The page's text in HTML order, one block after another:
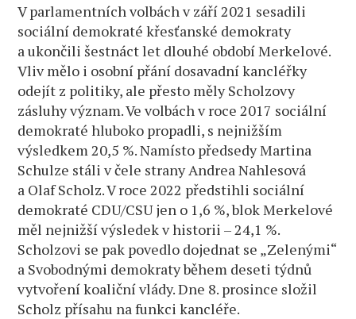
V parlamentních volbách v září 2021 sesadili
sociální demokraté křesťanské demokraty
a ukončili šestnáct let dlouhé období Merkelové.
Vliv mělo i osobní přání dosavadní kancléřky
odejít z politiky, ale přesto měly Scholzovy
zásluhy význam. Ve volbách v roce 2017 sociální
demokraté hluboko propadli, s nejnižším
výsledkem 20,5 %. Namísto předsedy Martina
Schulze stáli v čele strany Andrea Nahlesová
a Olaf Scholz. V roce 2022 předstihli sociální
demokraté CDU/CSU jen o 1,6 %, blok Merkelové
měl nejnižší výsledek v historii – 24,1 %.
Scholzovi se pak povedlo dojednat se „Zelenými“
a Svobodnými demokraty během deseti týdnů
vytvoření koaliční vlády. Dne 8. prosince složil
Scholz přísahu na funkci kancléře.